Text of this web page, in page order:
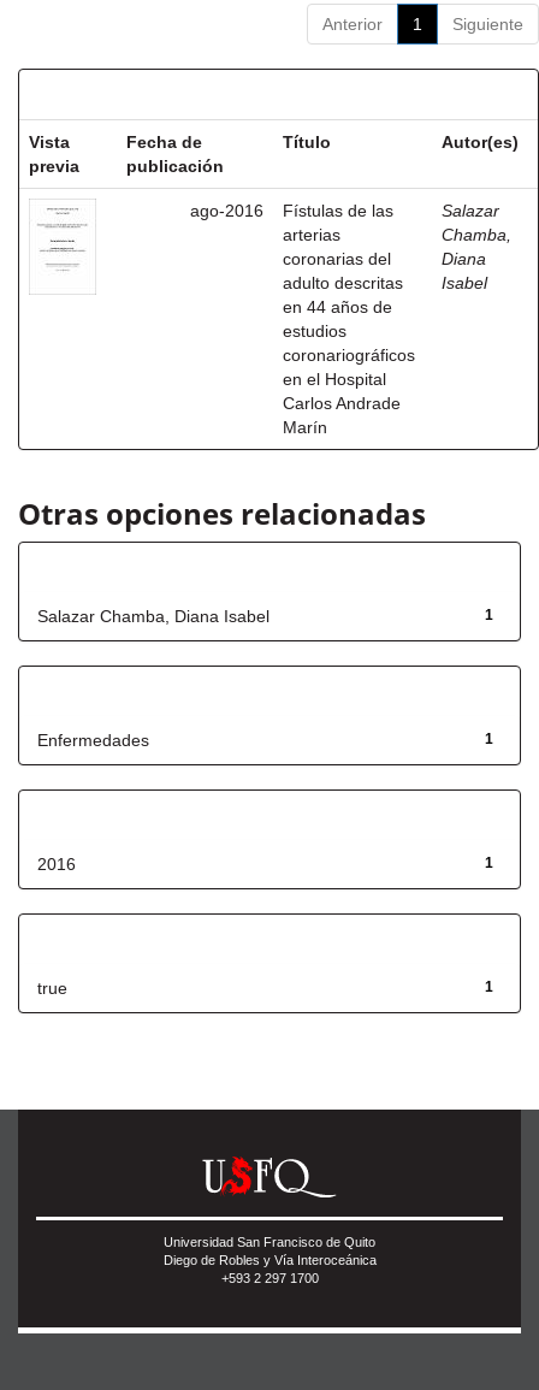
Anterior 1 Siguiente
Vista
previa
Fecha de
publicación
Título Autor(es)
ago-2016
Fístulas de las
arterias
coronarias del
adulto descritas
en 44 años de
estudios
coronariográficos
en el Hospital
Carlos Andrade
Marín
Salazar
Chamba,
Diana
Isabel
Otras opciones relacionadas
1
Salazar Chamba, Diana Isabel
1
Enfermedades
1
2016
1
true
Universidad San Francisco de Quito
Diego de Robles y Vía Interoceánica
+593 2 297 1700